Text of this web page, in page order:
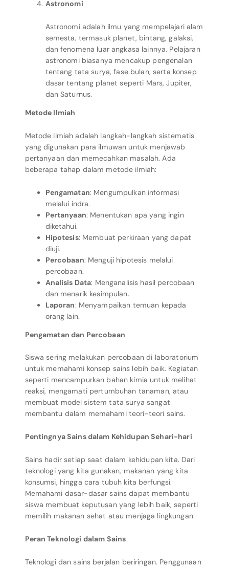
Astronomi
Astronomi adalah ilmu yang mempelajari alam
semesta, termasuk planet, bintang, galaksi,
dan fenomena luar angkasa lainnya. Pelajaran
astronomi biasanya mencakup pengenalan
tentang tata surya, fase bulan, serta konsep
dasar tentang planet seperti Mars, Jupiter,
dan Saturnus.
Metode Ilmiah
Metode ilmiah adalah langkah-langkah sistematis
yang digunakan para ilmuwan untuk menjawab
pertanyaan dan memecahkan masalah. Ada
beberapa tahap dalam metode ilmiah:
Pengamatan: Mengumpulkan informasi
melalui indra.
Pertanyaan: Menentukan apa yang ingin
diketahui.
Hipotesis: Membuat perkiraan yang dapat
diuji.
Percobaan: Menguji hipotesis melalui
percobaan.
Analisis Data: Menganalisis hasil percobaan
dan menarik kesimpulan.
Laporan: Menyampaikan temuan kepada
orang lain.
Pengamatan dan Percobaan
Siswa sering melakukan percobaan di laboratorium
untuk memahami konsep sains lebih baik. Kegiatan
seperti mencampurkan bahan kimia untuk melihat
reaksi, mengamati pertumbuhan tanaman, atau
membuat model sistem tata surya sangat
membantu dalam memahami teori-teori sains.
Pentingnya Sains dalam Kehidupan Sehari-hari
Sains hadir setiap saat dalam kehidupan kita. Dari
teknologi yang kita gunakan, makanan yang kita
konsumsi, hingga cara tubuh kita berfungsi.
Memahami dasar-dasar sains dapat membantu
siswa membuat keputusan yang lebih baik, seperti
memilih makanan sehat atau menjaga lingkungan.
Peran Teknologi dalam Sains
Teknologi dan sains berjalan beriringan. Penggunaan